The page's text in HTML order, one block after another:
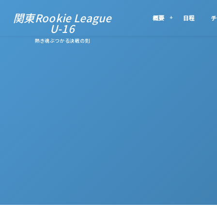
関東Rookie League
U-16
熱き魂ぶつかる決戦の刻
概要 日程